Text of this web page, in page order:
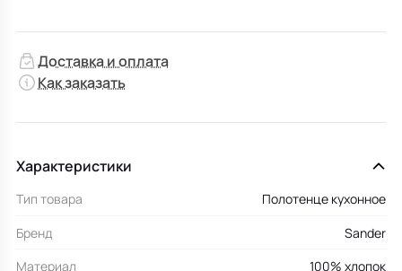
Доставка и оплата
Как заказать
Характеристики
Тип товара
Полотенце кухонное
Бренд
Sander
Материал
100% хлопок